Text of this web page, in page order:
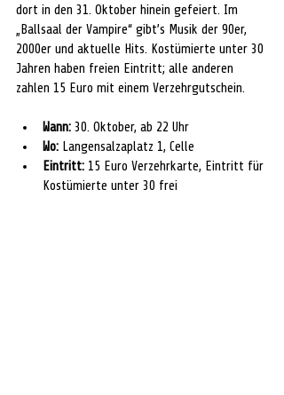
dort in den 31. Oktober hinein gefeiert. Im
„Ballsaal der Vampire“ gibt’s Musik der 90er,
2000er und aktuelle Hits. Kostümierte unter 30
Jahren haben freien Eintritt; alle anderen
zahlen 15 Euro mit einem Verzehrgutschein.
Wann: 30. Oktober, ab 22 Uhr
Wo: Langensalzaplatz 1, Celle
Eintritt: 15 Euro Verzehrkarte, Eintritt für
Kostümierte unter 30 frei